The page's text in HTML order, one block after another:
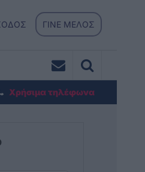
ΓΙΝΕ ΜΕΛΟΣ
Χρήσιμα τηλέφωνα